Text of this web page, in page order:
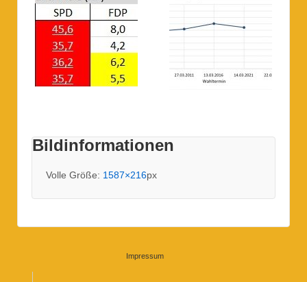
Bildinformationen
Volle Größe: 1587×216px
Impressum